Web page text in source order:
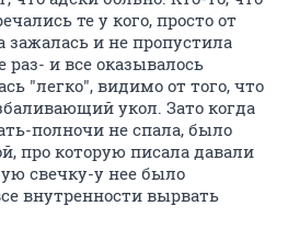
те у кого, просто от
и не пропустила
и все оказывалось
"легко", видимо от того, что
укол. Зато когда
полночи не спала, было
про которую писала давали
свечку-у нее было
внутренности вырвать